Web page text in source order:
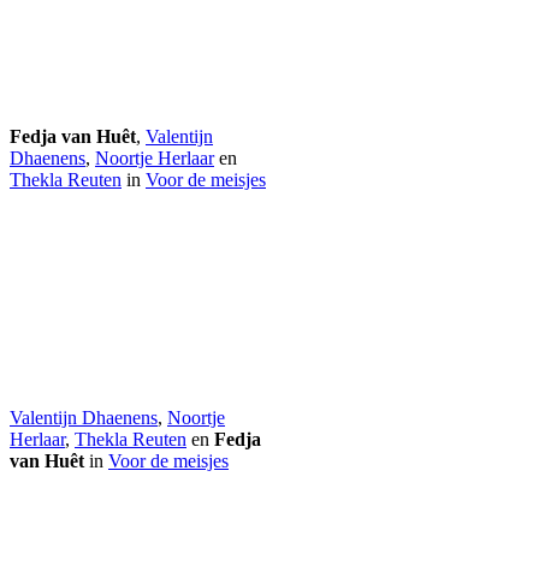
Fedja van Huêt, Valentijn
Dhaenens, Noortje Herlaaren
Thekla Reuten in Voor de meisjes
Valentijn Dhaenens, Noortje
Herlaar, Thekla Reuten en Fedja
van Huêt in Voor de meisjes